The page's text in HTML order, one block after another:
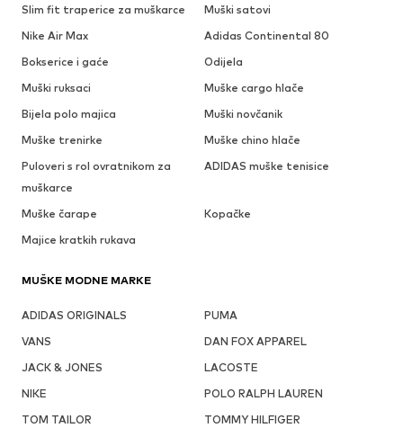
Slim fit traperice za muškarce
Muški satovi
Nike Air Max
Adidas Continental 80
Bokserice i gaće
Odijela
Muški ruksaci
Muške cargo hlače
Bijela polo majica
Muški novčanik
Muške trenirke
Muške chino hlače
Puloveri s rol ovratnikom za
muškarce
ADIDAS muške tenisice
Muške čarape
Kopačke
Majice kratkih rukava
MUŠKE MODNE MARKE
ADIDAS ORIGINALS
PUMA
VANS
DAN FOX APPAREL
JACK & JONES
LACOSTE
NIKE
POLO RALPH LAUREN
TOM TAILOR
TOMMY HILFIGER